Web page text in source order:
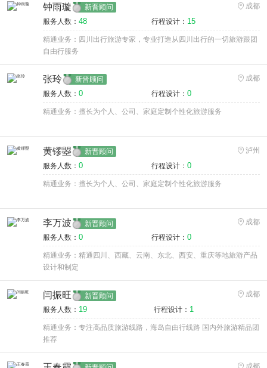
钟雨璇 新晋顾问
成都
服务人数： 48 行程设计： 15
精通业务：四川出行旅游专家，专业打造从四川出行的一切旅游跟团
自由行服务
张玲 新晋顾问
成都
服务人数： 0 行程设计： 0
精通业务：擅长为个人、公司、家庭定制个性化旅游服务
黄镠曌 新晋顾问
泸州
服务人数： 0 行程设计： 0
精通业务：擅长为个人、公司、家庭定制个性化旅游服务
李万波 新晋顾问
成都
服务人数： 0 行程设计： 0
精通业务：精通四川、西藏、云南、东北、西安、重庆等地旅游产品
设计和制定
闫振旺 新晋顾问
成都
服务人数： 19 行程设计： 1
精通业务：专注高品质旅游线路，海岛自由行线路 国内外旅游精品团
推荐
成都